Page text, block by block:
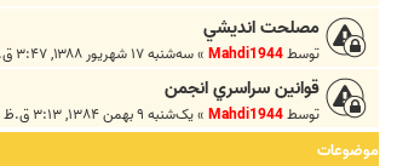
مصلحت انديشي
توسطMahdi1944
»سه‌شنبه ۱۷ شهریور ۱۳۸۸, ۳:۴۷ ق.ظ
قوانين سراسري انجمن
توسطMahdi1944
»یک‌شنبه ۹ بهمن ۱۳۸۴, ۳:۱۳ ق.ظ
موضوعات